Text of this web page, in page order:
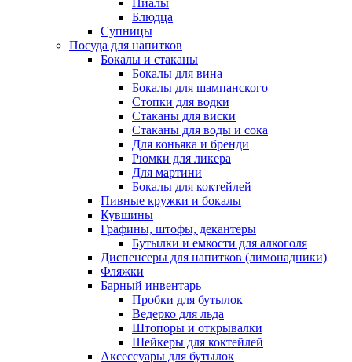
Пиалы
Блюдца
Супницы
Посуда для напитков
Бокалы и стаканы
Бокалы для вина
Бокалы для шампанского
Стопки для водки
Стаканы для виски
Стаканы для воды и сока
Для коньяка и бренди
Рюмки для ликера
Для мартини
Бокалы для коктейлей
Пивные кружки и бокалы
Кувшины
Графины, штофы, декантеры
Бутылки и емкости для алкоголя
Диспенсеры для напитков (лимонадники)
Фляжки
Барный инвентарь
Пробки для бутылок
Ведерко для льда
Штопоры и открывалки
Шейкеры для коктейлей
Аксессуары для бутылок